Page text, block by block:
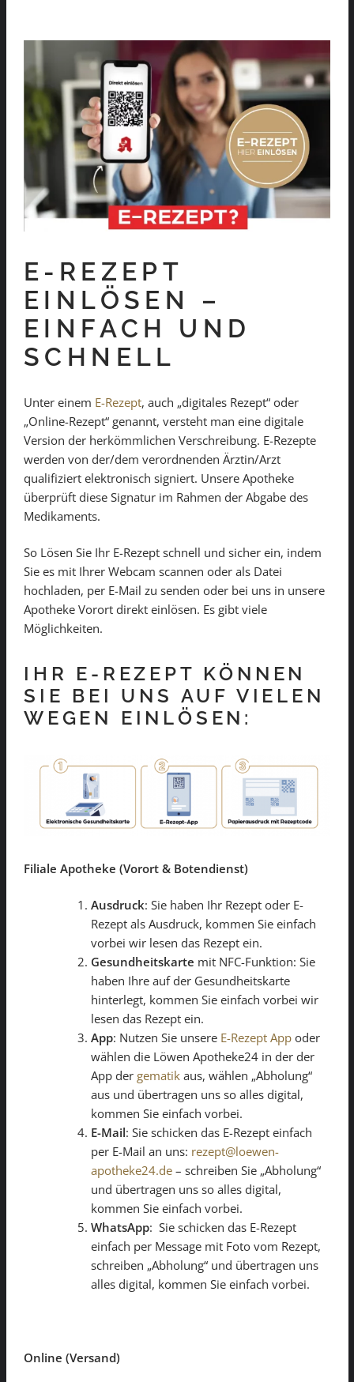
E-REZEPT
EINLÖSEN –
EINFACH UND
SCHNELL
Unter einem E-Rezept, auch „digitales Rezept“ oder
„Online-Rezept“ genannt, versteht man eine digitale
Version der herkömmlichen Verschreibung. E-Rezepte
werden von der/dem verordnenden Ärztin/Arzt
qualifiziert elektronisch signiert. Unsere Apotheke
überprüft diese Signatur im Rahmen der Abgabe des
Medikaments.
So Lösen Sie Ihr E-Rezept schnell und sicher ein, indem
Sie es mit Ihrer Webcam scannen oder als Datei
hochladen, per E-Mail zu senden oder bei uns in unsere
Apotheke Vorort direkt einlösen. Es gibt viele
Möglichkeiten.
IHR E-REZEPT KÖNNEN
SIE BEI UNS AUF VIELEN
WEGEN EINLÖSEN:
Filiale Apotheke (Vorort & Botendienst)
Ausdruck: Sie haben Ihr Rezept oder E-
Rezept als Ausdruck, kommen Sie einfach
vorbei wir lesen das Rezept ein.
Gesundheitskarte mit NFC-Funktion: Sie
haben Ihre auf der Gesundheitskarte
hinterlegt, kommen Sie einfach vorbei wir
lesen das Rezept ein.
App: Nutzen Sie unsere E-Rezept App oder
wählen die Löwen Apotheke24 in der der
App der gematik aus, wählen „Abholung“
aus und übertragen uns so alles digital,
kommen Sie einfach vorbei.
E-Mail: Sie schicken das E-Rezept einfach
per E-Mail an uns: rezept@loewen-
apotheke24.de – schreiben Sie „Abholung“
und übertragen uns so alles digital,
kommen Sie einfach vorbei.
WhatsApp: Sie schicken das E-Rezept
einfach per Message mit Foto vom Rezept,
schreiben „Abholung“ und übertragen uns
alles digital, kommen Sie einfach vorbei.
Online (Versand)